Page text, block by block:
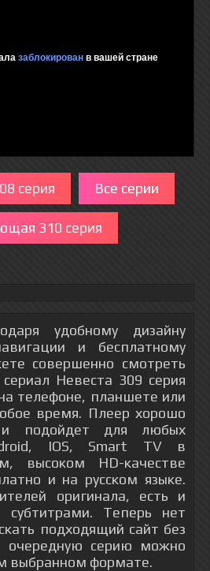
серия Все серии
310 серия
удобному дизайну
и бесплатному
совершенно смотреть
Невеста 309 серия
телефоне, планшете или
время. Плеер хорошо
и подойдет для любых
IOS, Smart TV в
высоком HD-качестве
и на русском языке.
оригинала, есть и
субтитрами. Теперь нет
подходящий сайт без
очередную серию можно
выбранном формате.